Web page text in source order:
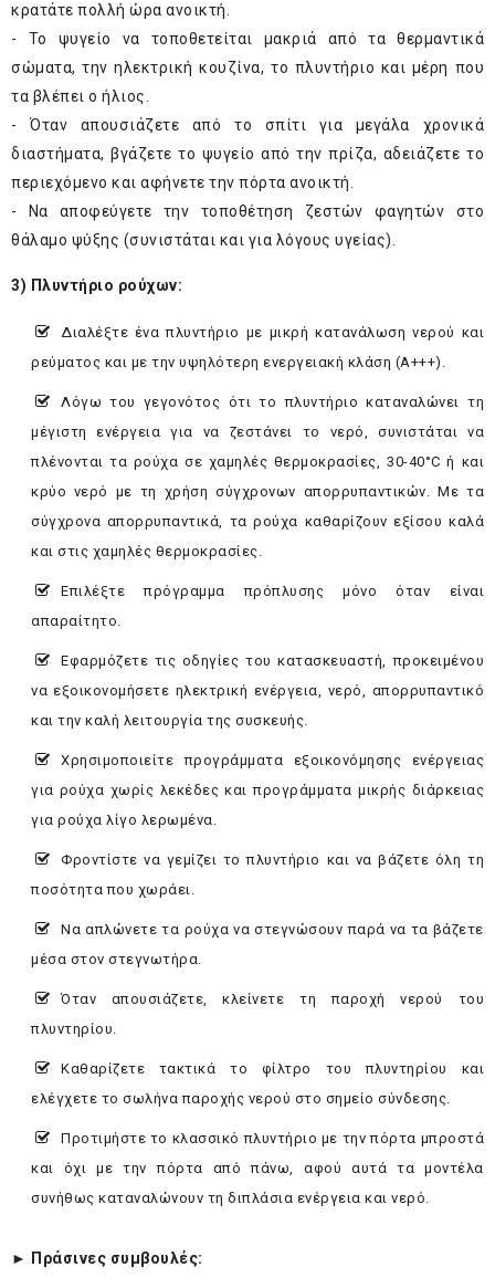
κρατάτε πολλή ώρα ανοικτή.
- Το ψυγείο να τοποθετείται μακριά από τα θερμαντικά
σώματα, την ηλεκτρική κουζίνα, το πλυντήριο και μέρη που
τα βλέπει ο ήλιος.
- Όταν απουσιάζετε από το σπίτι για μεγάλα χρονικά
διαστήματα, βγάζετε το ψυγείο από την πρίζα, αδειάζετε το
περιεχόμενο και αφήνετε την πόρτα ανοικτή.
- Να αποφεύγετε την τοποθέτηση ζεστών φαγητών στο
θάλαμο ψύξης (συνιστάται και για λόγους υγείας).
3) Πλυντήριο ρούχων:
Διαλέξτε ένα πλυντήριο με μικρή κατανάλωση νερού και
ρεύματος και με την υψηλότερη ενεργειακή κλάση (Α+++).
Λόγω του γεγονότος ότι το πλυντήριο καταναλώνει τη
μέγιστη ενέργεια για να ζεστάνει το νερό, συνιστάται να
πλένονται τα ρούχα σε χαμηλές θερμοκρασίες, 30-40°C ή και
κρύο νερό με τη χρήση σύγχρονων απορρυπαντικών. Με τα
σύγχρονα απορρυπαντικά, τα ρούχα καθαρίζουν εξίσου καλά
και στις χαμηλές θερμοκρασίες.
Επιλέξτε πρόγραμμα πρόπλυσης μόνο όταν είναι
απαραίτητο.
Εφαρμόζετε τις οδηγίες του κατασκευαστή, προκειμένου
να εξοικονομήσετε ηλεκτρική ενέργεια, νερό, απορρυπαντικό
και την καλή λειτουργία της συσκευής.
Χρησιμοποιείτε προγράμματα εξοικονόμησης ενέργειας
για ρούχα χωρίς λεκέδες και προγράμματα μικρής διάρκειας
για ρούχα λίγο λερωμένα.
Φροντίστε να γεμίζει το πλυντήριο και να βάζετε όλη τη
ποσότητα που χωράει.
Να απλώνετε τα ρούχα να στεγνώσουν παρά να τα βάζετε
μέσα στον στεγνωτήρα.
Όταν απουσιάζετε, κλείνετε τη παροχή νερού του
πλυντηρίου.
Καθαρίζετε τακτικά το φίλτρο του πλυντηρίου και
ελέγχετε το σωλήνα παροχής νερού στο σημείο σύνδεσης.
Προτιμήστε το κλασσικό πλυντήριο με την πόρτα μπροστά
και όχι με την πόρτα από πάνω, αφού αυτά τα μοντέλα
συνήθως καταναλώνουν τη διπλάσια ενέργεια και νερό.
► Πράσινες συμβουλές: